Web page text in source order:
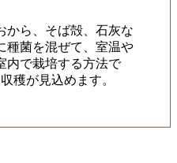
から、そば殻、石灰な
種菌を混ぜて、室温や
内で栽培する方法で
穫が見込めます。